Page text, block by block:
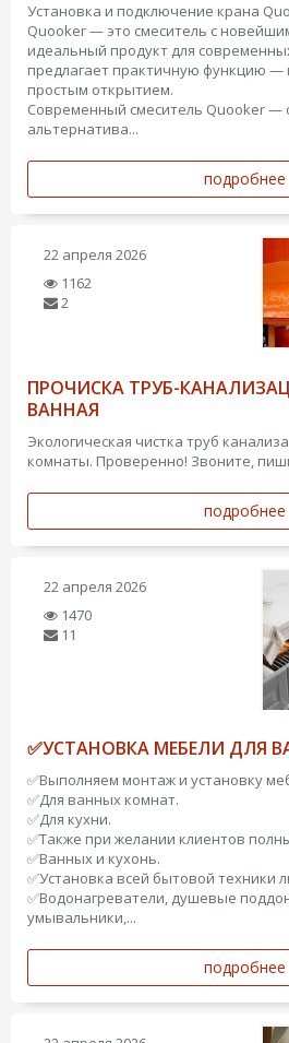
Установка и подключение крана
Quooker — это смеситель с
идеальный продукт для
предлагает практичную функцию
простым открытием.
Современный смеситель Quooker —
альтернатива...
подробнее
22 апреля 2026
1162
2
ПРОЧИСКА ТРУБ-
ВАННАЯ
Экологическая чистка труб
комнаты. Проверенно! Звоните,
подробнее
22 апреля 2026
1470
11
✅УСТАНОВКА МЕБЕЛИ ДЛЯ
✅Выполняем монтаж и установку
✅Для ванных комнат.
✅Для кухни.
✅Также при желании клиентов
✅Ванных и кухонь.
✅Установка всей бытовой техники
✅Водонагреватели, душевые
умывальники,...
подробнее